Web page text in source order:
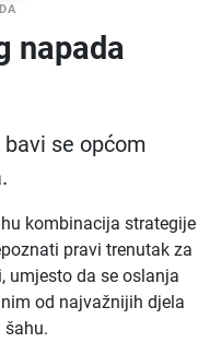
napada
se općom
kombinacija strategije
pravi trenutak za
umjesto da se oslanja
od najvažnijih djela
šahu.